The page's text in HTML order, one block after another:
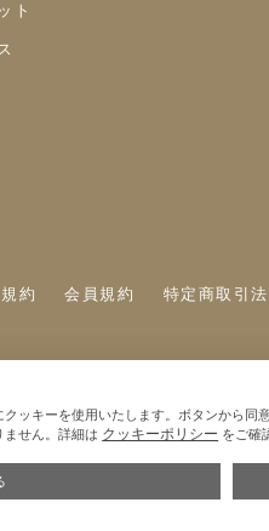
ト
約 会員規約 特定商取引
ッキーを使用いたします。ボタンから
せん。詳細は クッキーポリシー をご確